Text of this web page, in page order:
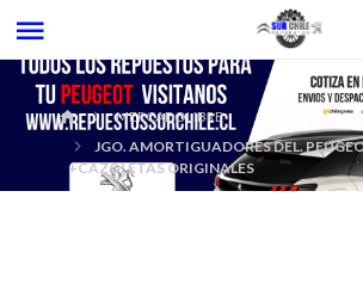
MERCADOLIBRE
JGO. AMORTIGUADORES DEL.
+CAZOLETAS ORIGINALES